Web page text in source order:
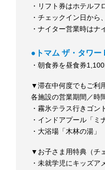
・リフト券はホテル
・チェックイン日か
・ナイター営業時はナ
●トマム ザ・タワー
・朝食券を昼食券
▼滞在中何度でもご利
各施設の営業期間／時
・霧氷テラス行きゴン
・インドアプール「ミ
・大浴場「木林の湯」
▼お子さま用特典（チ
・未就学児にキッズア